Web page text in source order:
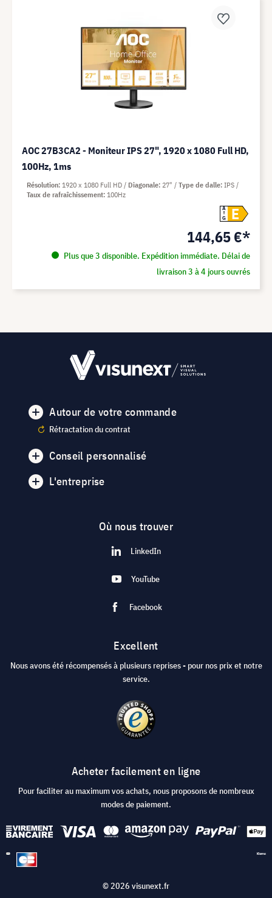
AOC 27B3CA2 - Moniteur IPS 27", 1920 x 1080 Full HD,
100Hz, 1ms
A
G
E
144,65 €*
Plus que 3 disponible. Expédition immédiate. Délai de
livraison 3 à 4 jours ouvrés
Résolution 1920 x 1080 Full HD Diagonale 27" Type de dalle IPS
Taux de rafraîchissement 100Hz
Autour de votre commande
Rétractation du contrat
Conseil personnalisé
L'entreprise
Où nous trouver
LinkedIn
YouTube
Facebook
Excellent
Nous avons été récompensés à plusieurs reprises - pour nos prix et notre
service.
Acheter facilement en ligne
Pour faciliter au maximum vos achats, nous proposons de nombreux
modes de paiement.
© 2026 visunext.fr